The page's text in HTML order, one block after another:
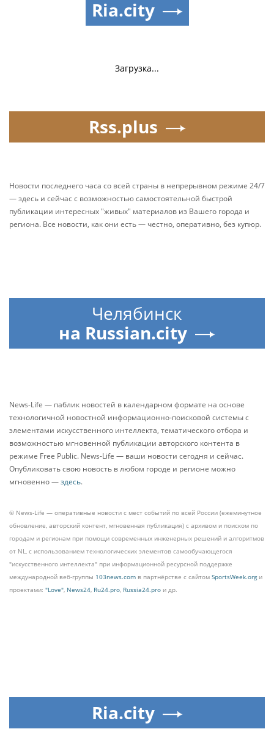
Загрузка...
Ria.city
Rss.plus
Новости последнего часа со всей страны в непрерывном режиме 24/7
— здесь и сейчас с возможностью самостоятельной быстрой
публикации интересных "живых" материалов из Вашего города и
региона. Все новости, как они есть — честно, оперативно, без купюр.
Челябинск
на Russian.city
News-Life — паблик новостей в календарном формате на основе
технологичной новостной информационно-поисковой системы с
элементами искусственного интеллекта, тематического отбора и
возможностью мгновенной публикации авторского контента в
режиме Free Public. News-Life — ваши новости сегодня и сейчас.
Опубликовать свою новость в любом городе и регионе можно
мгновенно —здесь.
© News-Life — оперативные новости с мест событий по всей России (ежеминутное
обновление, авторский контент, мгновенная публикация) с архивом и поиском по
городам и регионам при помощи современных инженерных решений и алгоритмов
от NL, с использованием технологических элементов самообучающегося
"искусственного интеллекта" при информационной ресурсной поддержке
международной веб-группы 103news.com в партнёрстве с сайтом SportsWeek.orgи
проектами: "Love", News24, Ru24.pro, Russia24.pro и др.
Ria.city